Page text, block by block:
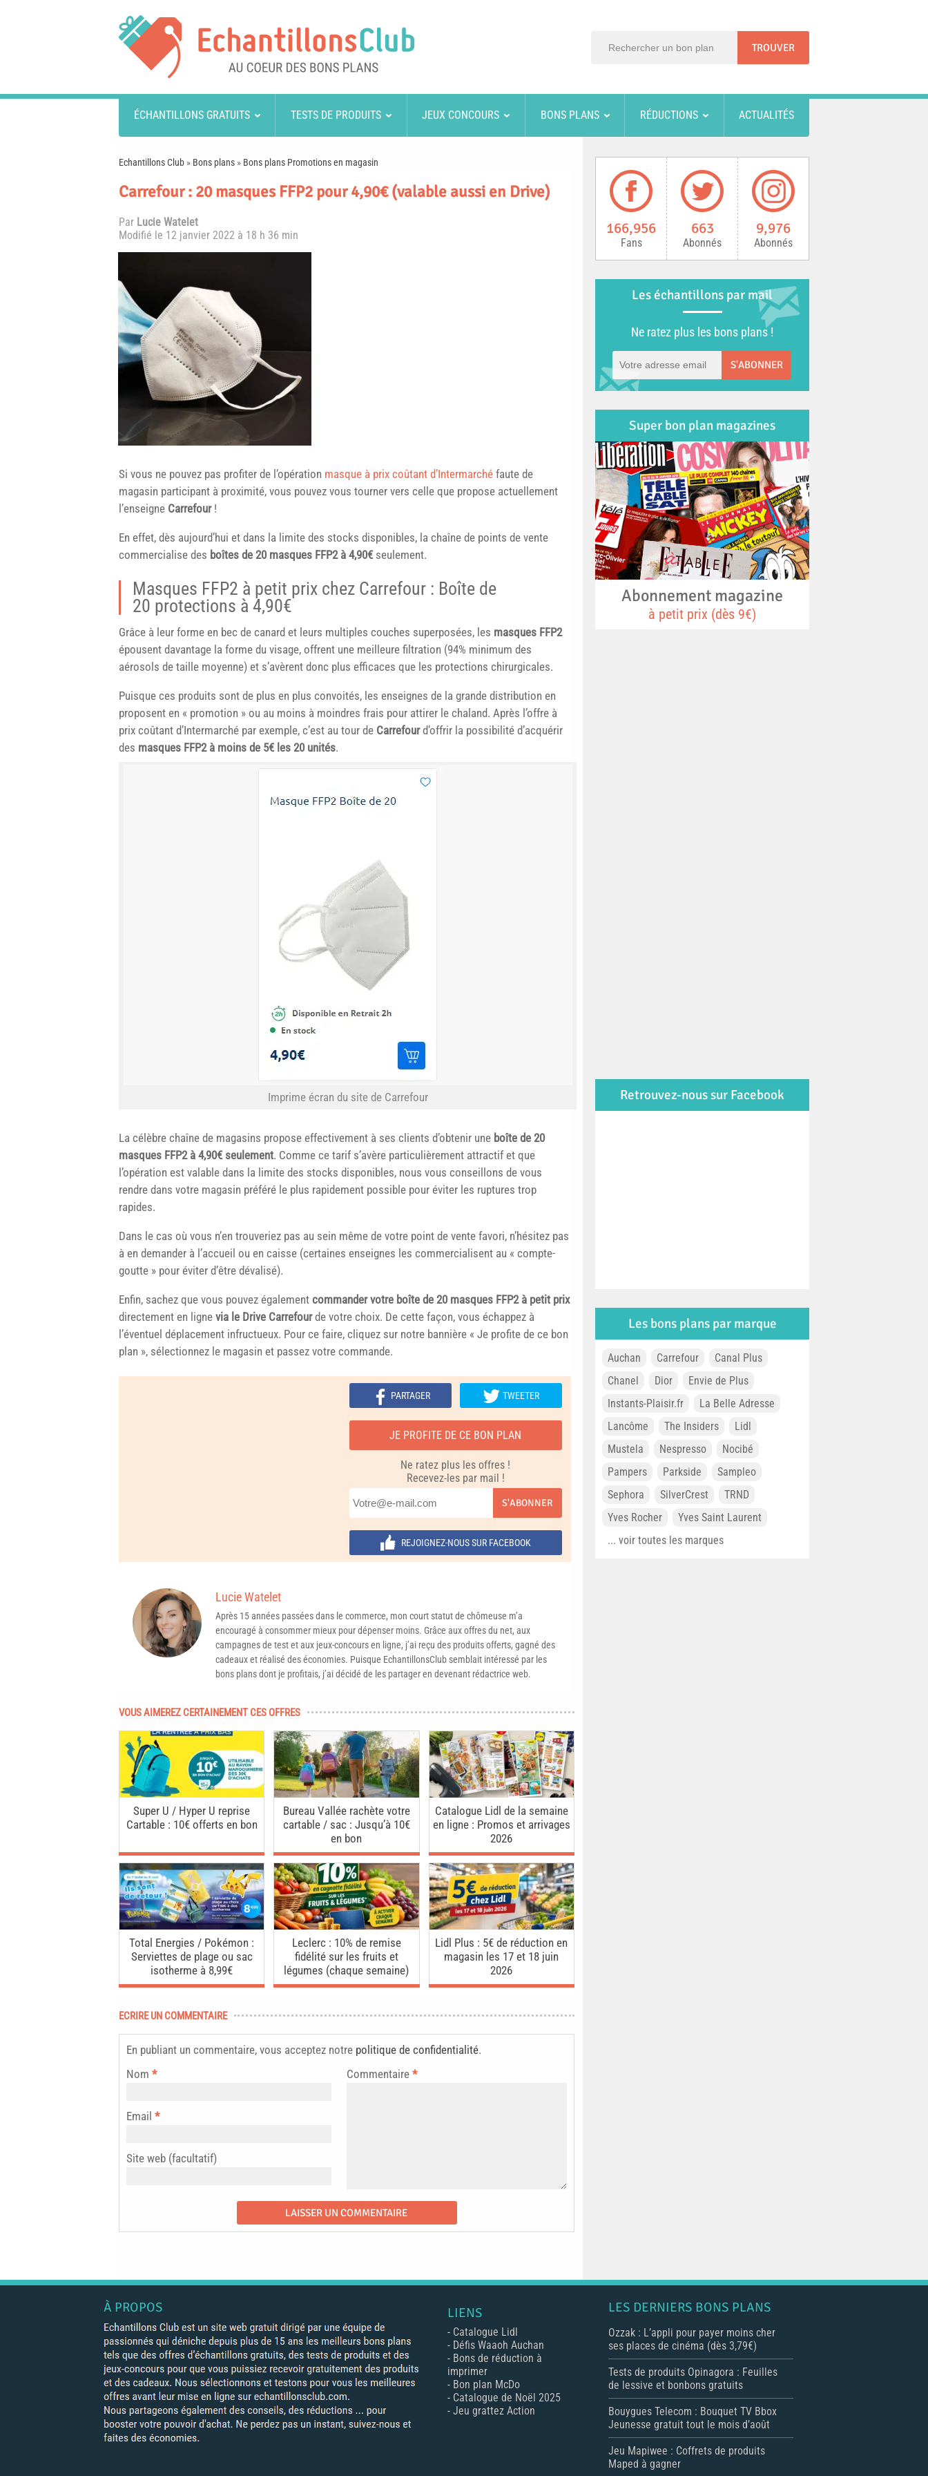
ÉCHANTILLONS GRATUITS TESTS DE PRODUITS JEUX CONCOURS BONS PLANS RÉDUCTIONS ACTUALITÉS
Echantillons Club » Bons plans » Bons plans Promotions en magasin
Carrefour : 20 masques FFP2 pour 4,90€ (valable aussi en Drive)
Par Lucie Watelet
Modifié le 12 janvier 2022 à 18 h 36 min
Si vous ne pouvez pas profiter de l’opération masque à prix coûtant d’Intermarché faute de
magasin participant à proximité, vous pouvez vous tourner vers celle que propose actuellement
l’enseigne Carrefour!
En effet, dès aujourd’hui et dans la limite des stocks disponibles, la chaîne de points de vente
commercialise des boîtes de 20 masques FFP2 à 4,90€ seulement.
Masques FFP2 à petit prix chez Carrefour : Boîte de
20 protections à 4,90€
Grâce à leur forme en bec de canard et leurs multiples couches superposées, les masques FFP2
épousent davantage la forme du visage, offrent une meilleure filtration (94% minimum des
aérosols de taille moyenne) et s’avèrent donc plus efficaces que les protections chirurgicales.
Puisque ces produits sont de plus en plus convoités, les enseignes de la grande distribution en
proposent en « promotion » ou au moins à moindres frais pour attirer le chaland. Après l’offre à
prix coûtant d’Intermarché par exemple, c’est au tour de Carrefourd’offrir la possibilité d’acquérir
des masques FFP2 à moins de 5€ les 20 unités.
Imprime écran du site de Carrefour
La célèbre chaîne de magasins propose effectivement à ses clients d’obtenir une boîte de 20
masques FFP2 à 4,90€ seulement. Comme ce tarif s’avère particulièrement attractif et que
l’opération est valable dans la limite des stocks disponibles, nous vous conseillons de vous
rendre dans votre magasin préféré le plus rapidement possible pour éviter les ruptures trop
rapides.
Dans le cas où vous n’en trouveriez pas au sein même de votre point de vente favori, n’hésitez pas
à en demander à l’accueil ou en caisse (certaines enseignes les commercialisent au « compte-
goutte » pour éviter d’être dévalisé).
Enfin, sachez que vous pouvez également commander votre boîte de 20 masques FFP2 à petit prix
directement en ligne via le Drive Carrefourde votre choix. De cette façon, vous échappez à
l’éventuel déplacement infructueux. Pour ce faire, cliquez sur notre bannière « Je profite de ce bon
plan », sélectionnez le magasin et passez votre commande.
PARTAGER TWEETER
JE PROFITE DE CE BON PLAN
Ne ratez plus les offres !
Recevez-les par mail !
S'ABONNER
REJOIGNEZ-NOUS SUR FACEBOOK
Lucie Watelet
Après 15 années passées dans le commerce, mon court statut de chômeuse m’a
encouragé à consommer mieux pour dépenser moins. Grâce aux offres du net, aux
campagnes de test et aux jeux-concours en ligne, j’ai reçu des produits offerts, gagné des
cadeaux et réalisé des économies. Puisque EchantillonsClub semblait intéressé par les
bons plans dont je profitais, j’ai décidé de les partager en devenant rédactrice web.
VOUS AIMEREZ CERTAINEMENT CES OFFRES
Super U / Hyper U reprise
Cartable : 10€ offerts en bon
Bureau Vallée rachète votre
cartable / sac : Jusqu’à 10€
en bon
Catalogue Lidl de la semaine
en ligne : Promos et arrivages
2026
Total Energies / Pokémon :
Serviettes de plage ou sac
isotherme à 8,99€
Leclerc : 10% de remise
fidélité sur les fruits et
légumes (chaque semaine)
Lidl Plus : 5€ de réduction en
magasin les 17 et 18 juin
2026
ECRIRE UN COMMENTAIRE
En publiant un commentaire, vous acceptez notre politique de confidentialité.
Commentaire *
Nom *
Email *
Site web (facultatif)
166,956
Fans
663
Abonnés
9,976
Abonnés
Les échantillons par mail
Ne ratez plus les bons plans !
S'ABONNER
Super bon plan magazines
Abonnement magazine
à petit prix (dès 9€)
Retrouvez-nous sur Facebook
Les bons plans par marque
Auchan Carrefour
Canal Plus
Chanel
Dior
Envie de Plus
Instants-Plaisir.fr
La Belle Adresse
Lancôme
The Insiders
Lidl
Mustela
Nespresso
Nocibé
Pampers
Parkside
Sampleo
Sephora
SilverCrest
TRND
Yves Rocher
Yves Saint Laurent
... voir toutes les marques
À PROPOS LIENS
- Catalogue Lidl
- Défis Waaoh Auchan
- Bons de réduction à
imprimer
- Bon plan McDo
- Catalogue de Noël 2025
- Jeu grattez Action
LES DERNIERS BONS PLANS
Ozzak : L’appli pour payer moins cher
ses places de cinéma (dès 3,79€)
Tests de produits Opinagora : Feuilles
de lessive et bonbons gratuits
Bouygues Telecom : Bouquet TV Bbox
Jeunesse gratuit tout le mois d’août
Jeu Mapiwee : Coffrets de produits
Maped à gagner